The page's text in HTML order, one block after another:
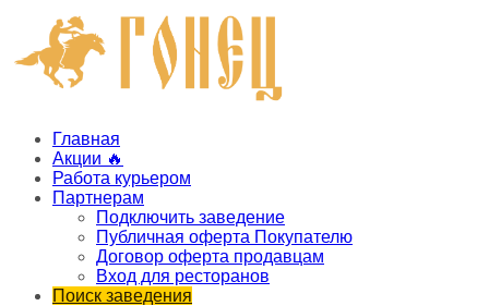
Главная
Акции 🔥
Работа курьером
Партнерам
Подключить заведение
Публичная оферта Покупателю
Договор оферта продавцам
Вход для ресторанов
Поиск заведения